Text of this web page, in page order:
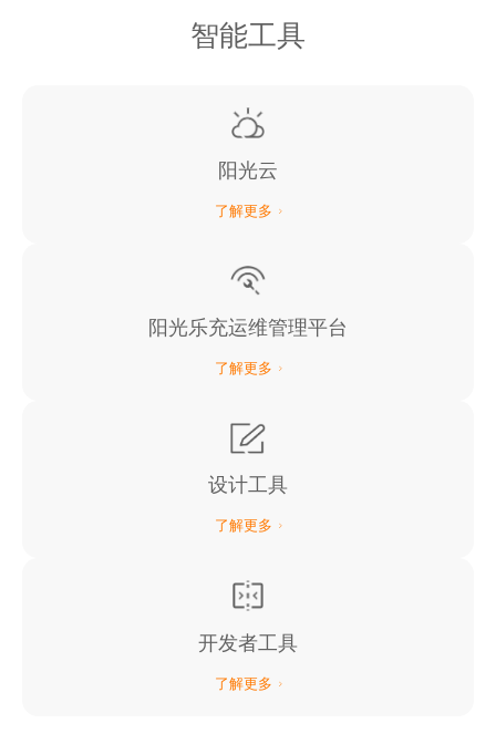
智能工具
阳光云
了解更多
阳光乐充运维管理平台
了解更多
设计工具
了解更多
开发者工具
了解更多